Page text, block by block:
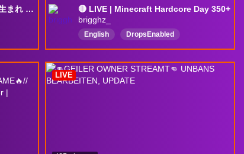
マイクラに異世界転生した昭和生まれ ストリヌ1日目
🔴 LIVE | Minecraft Hardcore Day 350+
brigghz_
English
DropsEnabled
DeadWeight
LIVE